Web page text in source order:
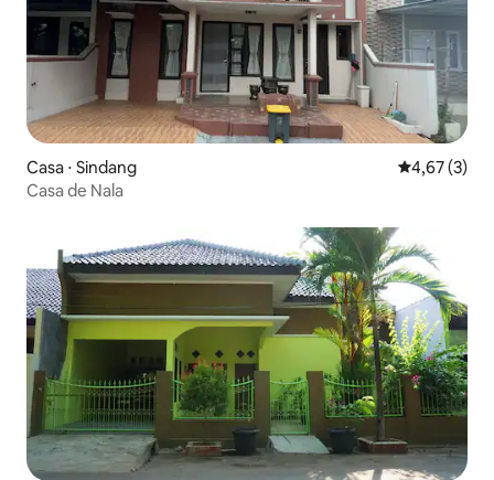
Casa ⋅ Sindang 4,67 de
4,67 (3)
Casa de Nala